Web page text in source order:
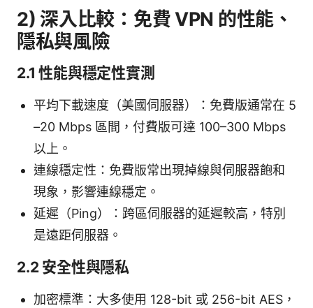
2) 深入比較：免費 VPN 的性能、
隱私與風險
2.1 性能與穩定性實測
平均下載速度（美國伺服器）：免費版通常在 5
–20 Mbps 區間，付費版可達 100–300 Mbps
以上。
連線穩定性：免費版常出現掉線與伺服器飽和
現象，影響連線穩定。
延遲（Ping）：跨區伺服器的延遲較高，特別
是遠距伺服器。
2.2 安全性與隱私
加密標準：大多使用 128-bit 或 256-bit AES，